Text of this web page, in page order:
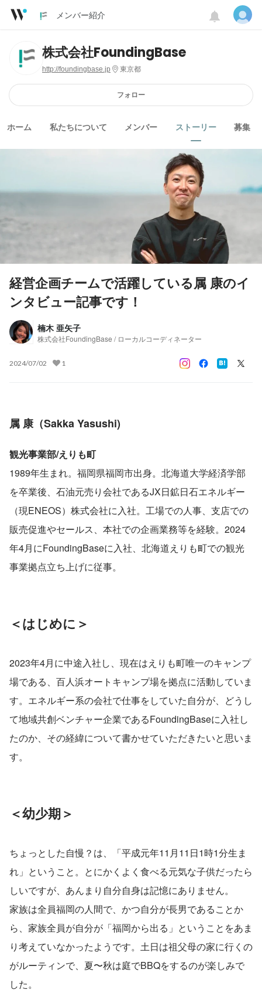
メンバー紹介
株式会社FoundingBase
http://foundingbase.jp 東京都
フォロー
ホーム 私たちについて メンバー ストーリー 募集
経営企画チームで活躍している属 康のイ
ンタビュー記事です！
楠木 亜矢子
株式会社FoundingBase / ローカルコーディネーター
2024/07/02 1
属 康（Sakka Yasushi)
観光事業部/えりも町
1989年生まれ。福岡県福岡市出身。北海道大学経済学部
を卒業後、石油元売り会社であるJX日鉱日石エネルギー
（現ENEOS）株式会社に入社。工場での人事、支店での
販売促進やセールス、本社での企画業務等を経験。2024
年4月にFoundingBaseに入社、北海道えりも町での観光
事業拠点立ち上げに従事。
＜はじめに＞
2023年4月に中途入社し、現在はえりも町唯一のキャンプ
場である、百人浜オートキャンプ場を拠点に活動していま
す。エネルギー系の会社で仕事をしていた自分が、どうし
て地域共創ベンチャー企業であるFoundingBaseに入社し
たのか、その経緯について書かせていただきたいと思いま
す。
＜幼少期＞
ちょっとした自慢？は、「平成元年11月11日1時1分生ま
れ」ということ。とにかくよく食べる元気な子供だったら
しいですが、あんまり自分自身は記憶にありません。
家族は全員福岡の人間で、かつ自分が長男であることか
ら、家族全員が自分が「福岡から出る」ということをあま
り考えていなかったようです。土日は祖父母の家に行くの
がルーティンで、夏〜秋は庭でBBQをするのが楽しみで
した。